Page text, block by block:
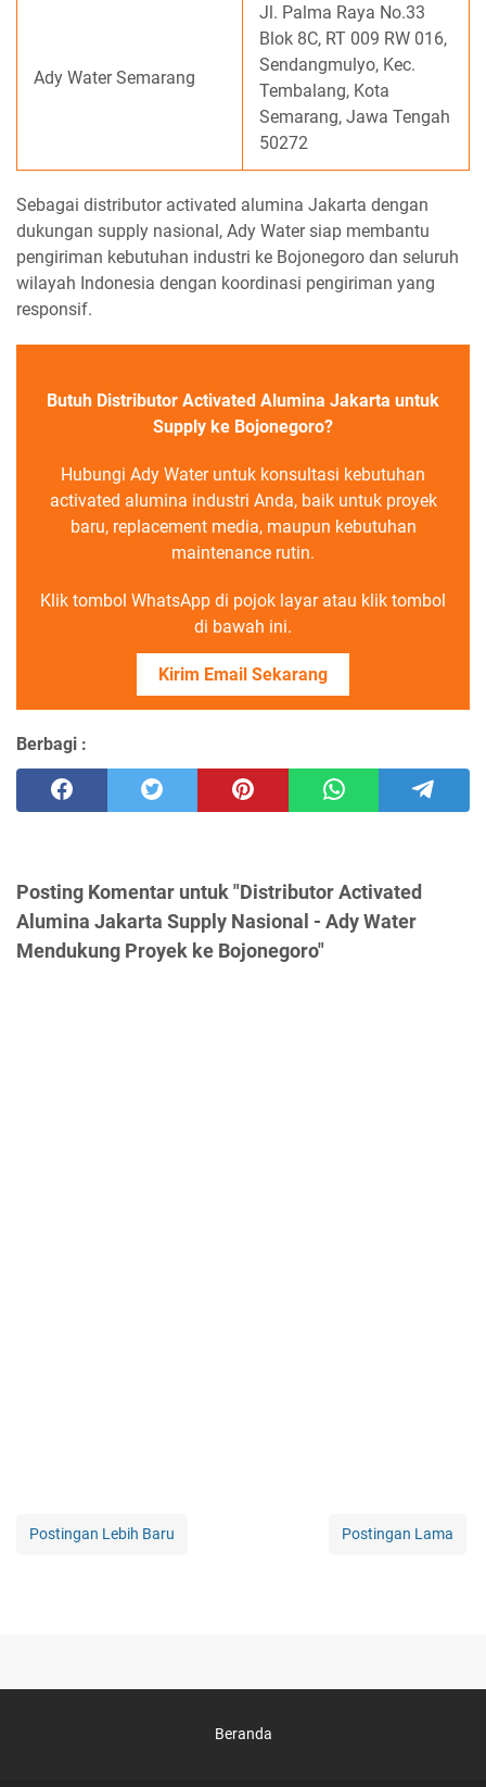
Ady Water Semarang
Jl. Palma Raya No.33
Blok 8C, RT 009 RW 016,
Sendangmulyo, Kec.
Tembalang, Kota
Semarang, Jawa Tengah
50272
Sebagai distributor activated alumina Jakarta dengan
dukungan supply nasional, Ady Water siap membantu
pengiriman kebutuhan industri ke Bojonegoro dan seluruh
wilayah Indonesia dengan koordinasi pengiriman yang
responsif.
Butuh Distributor Activated Alumina Jakarta untuk
Supply ke Bojonegoro?
Hubungi Ady Water untuk konsultasi kebutuhan
activated alumina industri Anda, baik untuk proyek
baru, replacement media, maupun kebutuhan
maintenance rutin.
Klik tombol WhatsApp di pojok layar atau klik tombol
di bawah ini.
Kirim Email Sekarang
Berbagi :
Posting Komentar untuk "Distributor Activated
Alumina Jakarta Supply Nasional - Ady Water
Mendukung Proyek ke Bojonegoro"
Postingan Lebih Baru Postingan Lama
Beranda